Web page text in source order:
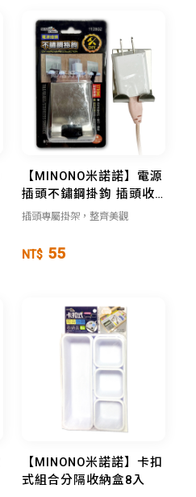
【MINONO米諾諾】電源
插頭不鏽鋼掛鉤 插頭收納
架
插頭專屬掛架，整齊美觀
NT$ 55
【MINONO米諾諾】卡扣
式組合分隔收納盒8入